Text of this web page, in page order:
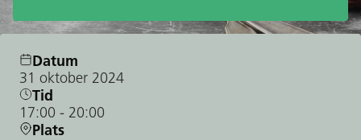
Datum
31 oktober 2024
Tid
17:00 - 20:00
Plats